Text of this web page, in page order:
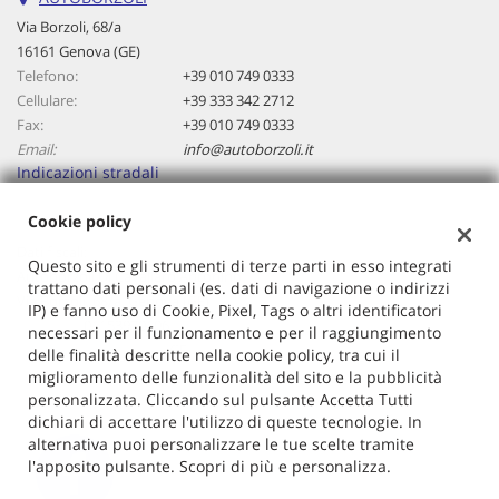
Via Borzoli, 68/a
16161 Genova (GE)
Telefono:
+39 010 749 0333
Cellulare:
+39 333 342 2712
Fax:
+39 010 749 0333
Email:
info@autoborzoli.it
Indicazioni stradali
Autoborzoli Di Cavallaro Antonino
Via Borzoli, 68/a, Genova (GE)
C.F/P.IVA:01153970106
Registro delle imprese:GE
Cookie policy
Questo sito e gli strumenti di terze parti in esso integrati
trattano dati personali (es. dati di navigazione o indirizzi
IP) e fanno uso di Cookie, Pixel, Tags o altri identificatori
necessari per il funzionamento e per il raggiungimento
delle finalità descritte nella cookie policy, tra cui il
miglioramento delle funzionalità del sito e la pubblicità
personalizzata. Cliccando sul pulsante Accetta Tutti
dichiari di accettare l'utilizzo di queste tecnologie. In
alternativa puoi personalizzare le tue scelte tramite
l'apposito pulsante. Scopri di più e personalizza.
questi
strumenti
di
tracciamento
si
rimanda
alla
cookie
Puoi
e
modificare
le
tue
scelte
in
qualsiasi
momento.